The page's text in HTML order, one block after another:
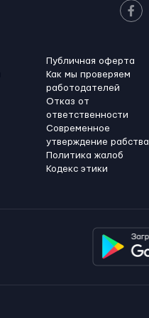
Публичная оферта
Как мы проверяем
работодателей
Отказ от
ответственности
Современное
утверждение рабства
Политика жалоб
Кодекс этики